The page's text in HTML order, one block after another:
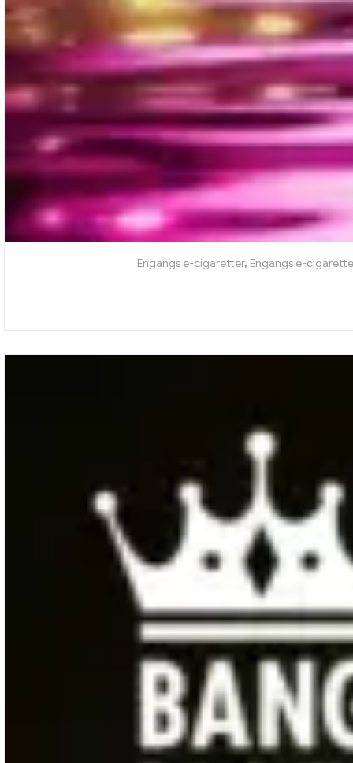
Engangs e-cigaretter, Engangs e-